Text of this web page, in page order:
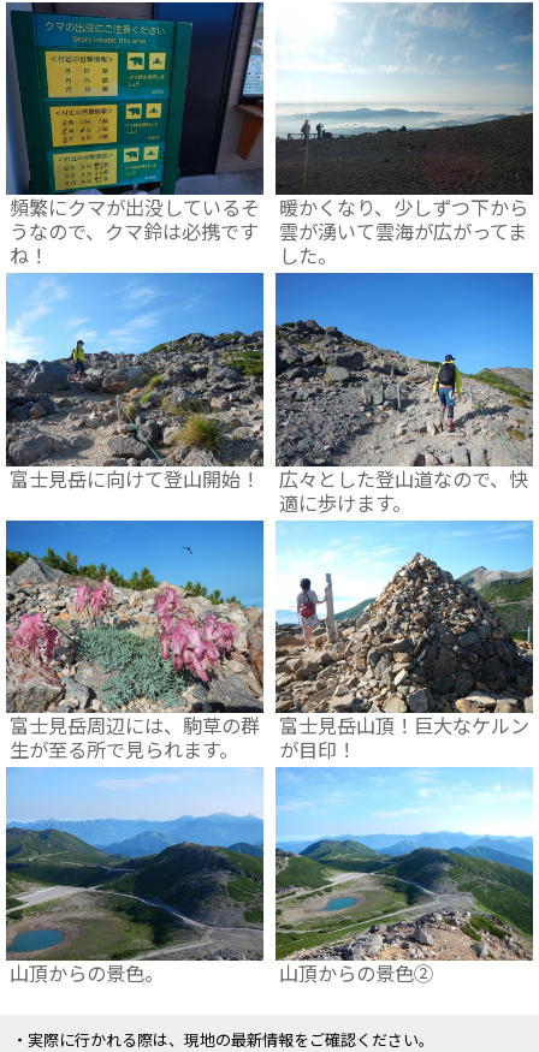
頻繁にクマが出没しているそ
うなので、クマ鈴は必携です
ね！
暖かくなり、少しずつ下から
雲が湧いて雲海が広がってま
した。
富士見岳に向けて登山開始！
広々とした登山道なので、快
適に歩けます。
富士見岳周辺には、駒草の群
生が至る所で見られます。
富士見岳山頂！巨大なケルン
が目印！
山頂からの景色。 山頂からの景色②
・実際に行かれる際は、現地の最新情報をご確認ください。